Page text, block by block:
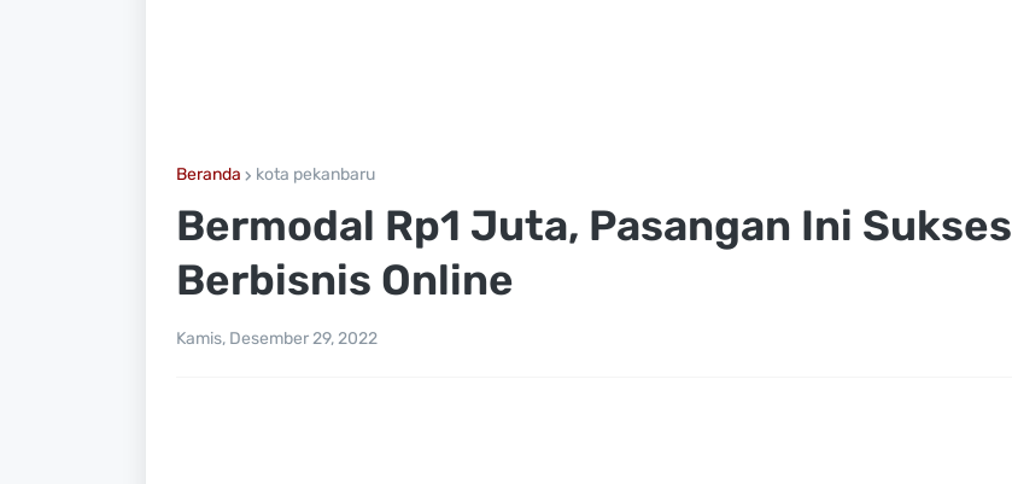
Beranda kota pekanbaru
Bermodal Rp1 Juta, Pasangan Ini Sukses
Berbisnis Online
Kamis, Desember 29, 2022